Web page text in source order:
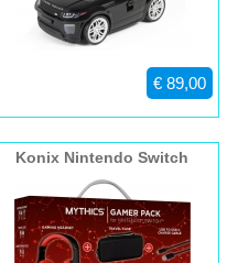
€ 89,00
Konix Nintendo Switch